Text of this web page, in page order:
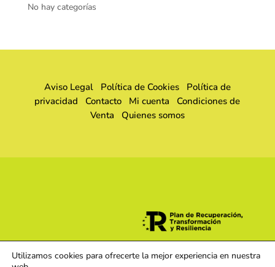
No hay categorías
Aviso Legal Política de Cookies
Política de
privacidad
Contacto Mi cuenta
Condiciones de
Venta Quienes somos
Utilizamos cookies para ofrecerte la mejor experiencia en nuestra